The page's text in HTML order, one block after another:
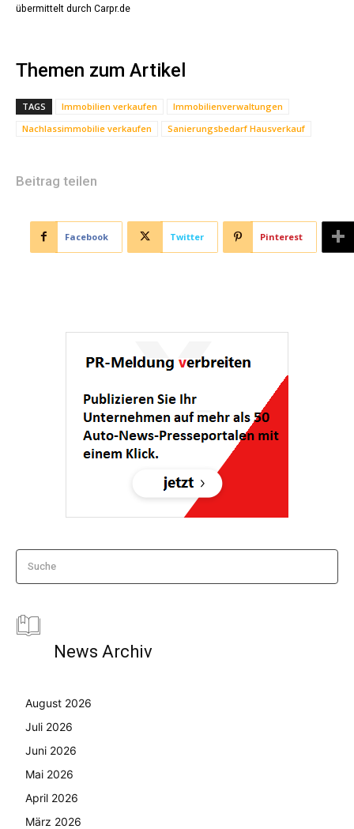
übermittelt durch Carpr.de
Themen zum Artikel
TAGS Immobilien verkaufen
Immobilienverwaltungen
Nachlassimmobilie verkaufen
Sanierungsbedarf Hausverkauf
Beitrag teilen
Facebook Twitter Pinterest
Suche
News Archiv
August 2026
Juli 2026
Juni 2026
Mai 2026
April 2026
März 2026